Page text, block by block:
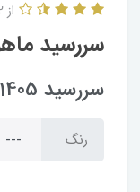
سررسید
از 2
سررسید 1405
رنگ